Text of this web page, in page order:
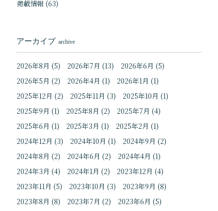
掲載情報 (63)
アーカイブ archive
2026年8月 (5) 2026年7月 (13) 2026年6月 (5)
2026年5月 (2) 2026年4月 (1) 2026年1月 (1)
2025年12月 (2) 2025年11月 (3) 2025年10月 (1)
2025年9月 (1) 2025年8月 (2) 2025年7月 (4)
2025年6月 (1) 2025年3月 (1) 2025年2月 (1)
2024年12月 (3) 2024年10月 (1) 2024年9月 (2)
2024年8月 (2) 2024年6月 (2) 2024年4月 (1)
2024年3月 (4) 2024年1月 (2) 2023年12月 (4)
2023年11月 (5) 2023年10月 (3) 2023年9月 (8)
2023年8月 (8) 2023年7月 (2) 2023年6月 (5)